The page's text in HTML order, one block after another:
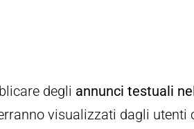
degli annunci testuali
visualizzati dagli utenti